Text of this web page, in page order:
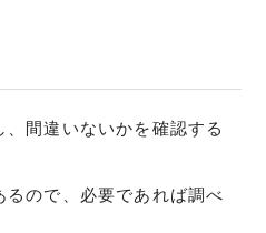
間違いないかを確認する
ので、必要であれば調べ